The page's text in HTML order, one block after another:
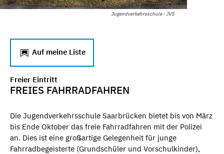
Jugendverkehrsschule - JVS
Auf meine Liste
Freier Eintritt
FREIES FAHRRADFAHREN
Die Jugendverkehrsschule Saarbrücken bietet bis von März
bis Ende Oktober das freie Fahrradfahren mit der Polizei
an. Dies ist eine großartige Gelegenheit für junge
Fahrradbegeisterte (Grundschüler und Vorschulkinder),